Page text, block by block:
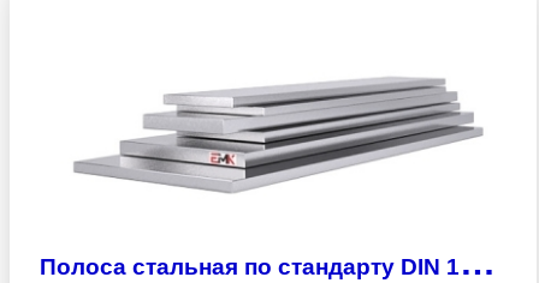
П
олоса стальная по стандарту DIN 17172